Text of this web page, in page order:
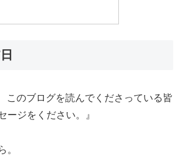
このブログを読んでくださっている皆
ージをください。』
。